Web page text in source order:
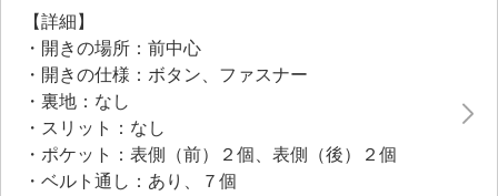
【詳細】
・開きの場所：前中心
・開きの仕様：ボタン、ファスナー
・裏地：なし
・スリット：なし
・ポケット：表側（前）２個、表側（後）２個
・ベルト通し：あり、７個